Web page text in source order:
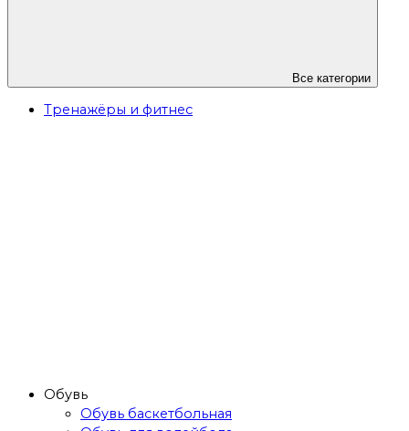
Все категории
Тренажёры и фитнес
Обувь
Обувь баскетбольная